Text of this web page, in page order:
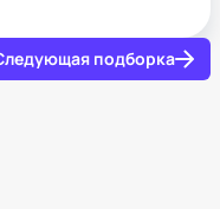
подборка